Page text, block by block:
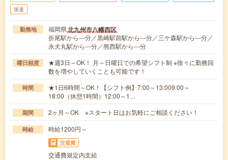
派遣
勤務地 福岡県北九州市八幡西区
折尾駅から---分／黒崎駅前駅から---分／三ケ森駅から---分／
永犬丸駅から---分／熊西駅から---分
曜日頻度
★週3日～OK！ 月～日曜日での希望シフト制 ※徐々に勤務回
数を増やしていくことも可能です！
時間
★1日6時間～OK！【シフト例】7:00～13:009:00～
18:00（休憩1時間）12:00～1…
期間 2ヶ月～OK ※スタート日はお気軽にご相談ください！
時給 時給1200円～
交通費
交通費規定内支給